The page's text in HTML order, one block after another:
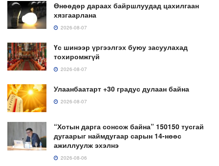
Өнөөдөр дараах байршлуудад цахилгаан
хязгаарлана
2026-08-07
Үс шинээр үргээлгэх буюу засуулахад
тохиромжгүй
2026-08-07
Улаанбаатарт +30 градус дулаан байна
2026-08-07
“Хотын дарга сонсож байна” 150150 тусгай
дугаарыг наймдугаар сарын 14-нөөс
ажиллуулж эхэлнэ
2026-08-06